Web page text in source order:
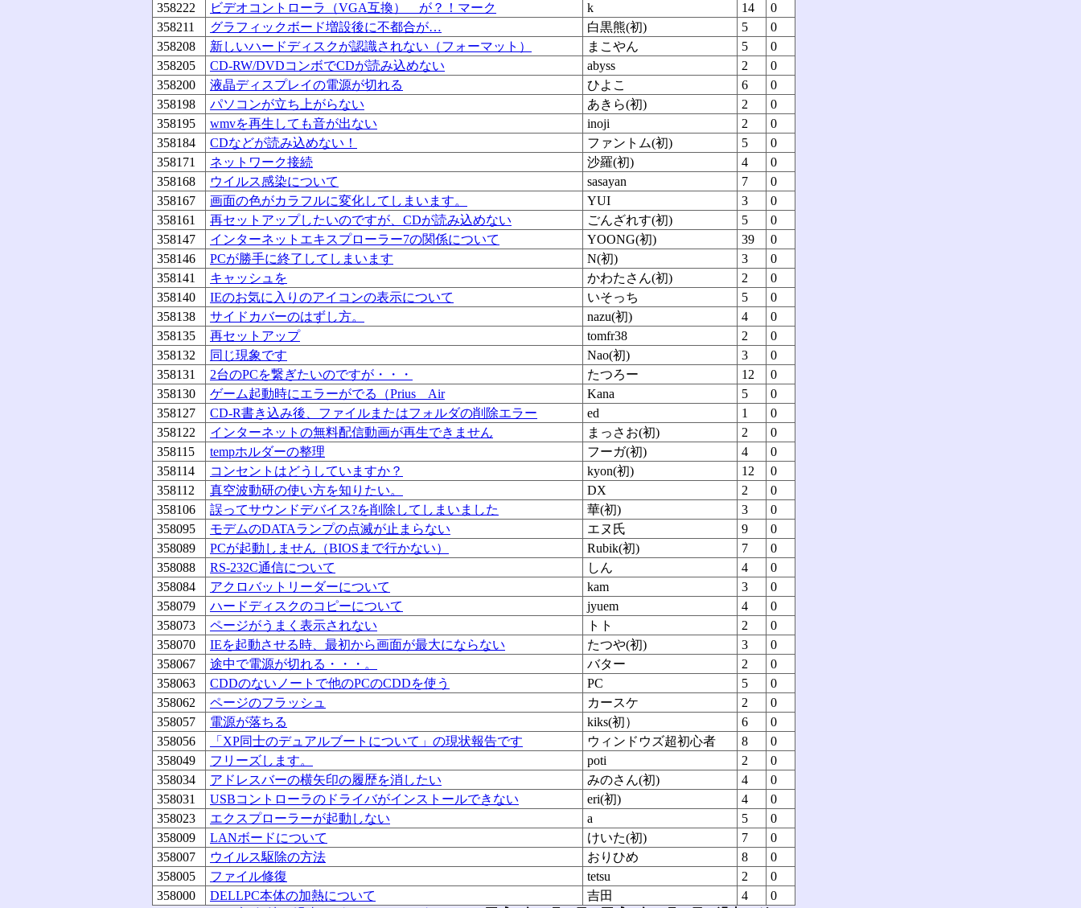
358222
ビデオコントローラ（VGA互換） が？！マーク k 14
0
358211
グラフィックボード増設後に不都合が… 白黒熊(初) 5
0
358208
新しいハードディスクが認識されない（フォーマット） まこやん 5
0
358205
CD-RW/DVDコンボでCDが読み込めない abyss 2
0
358200
液晶ディスプレイの電源が切れる ひよこ 6
0
358198
パソコンが立ち上がらない あきら(初) 2
0
358195
wmvを再生しても音が出ない inoji 2
0
358184
CDなどが読み込めない！ ファントム(初) 5
0
358171
ネットワーク接続 沙羅(初) 4
0
358168
ウイルス感染について sasayan 7
0
358167
画面の色がカラフルに変化してしまいます。 YUI 3
0
358161
再セットアップしたいのですが、CDが読み込めない ごんざれす(初) 5
0
358147
インターネットエキスプローラー7の関係について YOONG(初) 39
0
358146
PCが勝手に終了してしまいます N(初) 3
0
358141
キャッシュを かわたさん(初) 2
0
358140
IEのお気に入りのアイコンの表示について いそっち 5
0
358138
サイドカバーのはずし方。 nazu(初) 4
0
358135
再セットアップ tomfr38 2
0
358132
同じ現象です Nao(初) 3
0
358131
2台のPCを繋ぎたいのですが・・・ たつろー 12
0
358130
ゲーム起動時にエラーがでる（Prius Air Kana 5
0
358127
CD-R書き込み後、ファイルまたはフォルダの削除エラー ed 1
0
358122
インターネットの無料配信動画が再生できません まっさお(初) 2
0
358115
tempホルダーの整理 フーガ(初) 4
0
358114
コンセントはどうしていますか？ kyon(初) 12
0
358112
真空波動研の使い方を知りたい。 DX 2
0
358106
誤ってサウンドデバイス?を削除してしまいました 華(初) 3
0
358095
モデムのDATAランプの点滅が止まらない エヌ氏 9
0
358089
PCが起動しません（BIOSまで行かない） Rubik(初) 7
0
358088
RS-232C通信について しん 4
0
358084
アクロバットリーダーについて kam 3
0
358079
ハードディスクのコピーについて jyuem 4
0
358073
ページがうまく表示されない トト 2
0
358070
IEを起動させる時、最初から画面が最大にならない たつや(初) 3
0
358067
途中で電源が切れる・・・。 バター 2
0
358063
CDDのないノートで他のPCのCDDを使う PC 5
0
358062
ページのフラッシュ カースケ 2
0
358057
電源が落ちる kiks(初） 6
0
358056
「XP同士のデュアルブートについて」の現状報告です ウィンドウズ超初心者 8
0
358049
フリーズします。 poti 2
0
358034
アドレスバーの横矢印の履歴を消したい みのさん(初) 4
0
358031
USBコントローラのドライバがインストールできない eri(初) 4
0
358023
エクスプローラーが起動しない a 5
0
358009
LANボードについて けいた(初) 7
0
358007
ウイルス駆除の方法 おりひめ 8
0
358005
ファイル修復 tetsu 2
0
358000
DELLPC本体の加熱について 吉田 4
0